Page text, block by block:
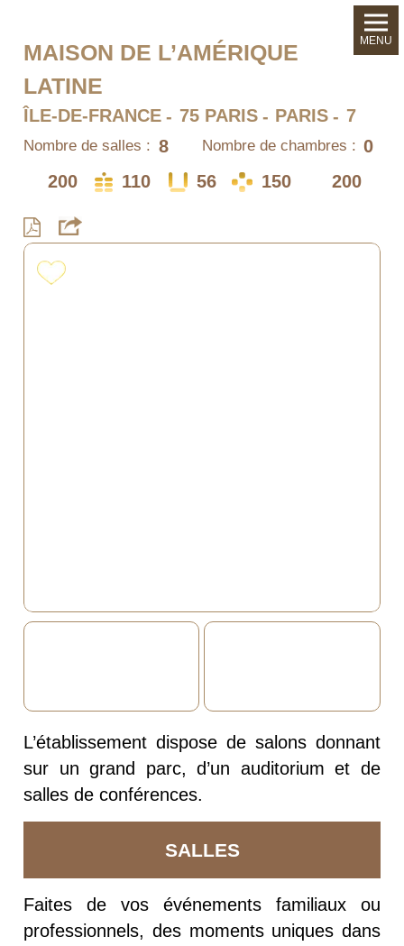
MAISON DE L’AMÉRIQUE
LATINE
ÎLE-DE-FRANCE 75 PARIS PARIS 7
Nombre de salles : 8 Nombre de chambres : 0
200
110 56 150 200
L’établissement dispose de salons donnant
sur un grand parc, d’un auditorium et de
salles de conférences.
SALLES
Faites de vos événements familiaux ou
professionnels, des moments uniques dans
MENU